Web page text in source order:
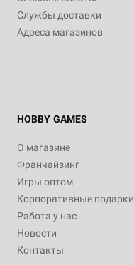
Службы доставки
Адреса магазинов
HOBBY GAMES
О магазине
Франчайзинг
Игры оптом
Корпоративные подарки
Работа у нас
Новости
Контакты